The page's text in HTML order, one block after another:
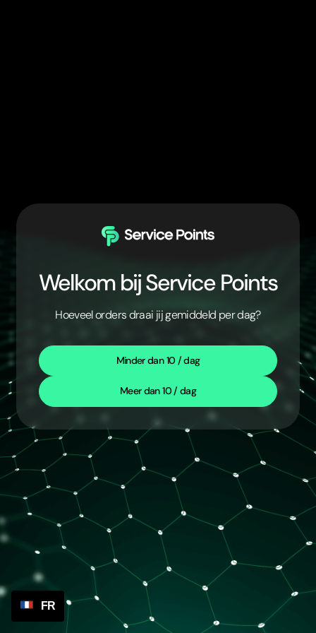
Welkom bij Service Points
Hoeveel orders draai jij gemiddeld per dag?
Minder dan 10 / dag
Meer dan 10 / dag
FR